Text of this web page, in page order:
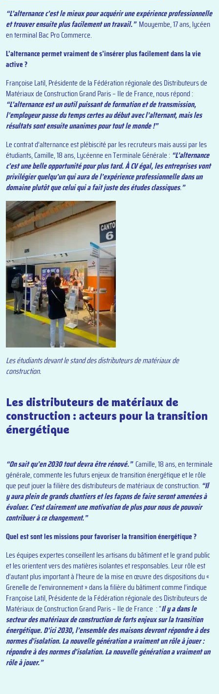
“L’alternance c’est le mieux pour acquérir une expérience professionnelle
et trouver ensuite plus facilement un travail.”Mouyembe, 17 ans, lycéen
en terminal Bac Pro Commerce.
L’alternance permet vraiment de s’insérer plus facilement dans la vie
active ?
Françoise Latil, Présidente de la Fédération régionale des Distributeurs de
Matériaux de Construction Grand Paris – Ile de France, nous répond :
“L’alternance est un outil puissant de formation et de transmission,
l’employeur passe du temps certes au début avec l’alternant, mais les
résultats sont ensuite unanimes pour tout le monde !”
Le contrat d’alternance est plébiscité par les recruteurs mais aussi par les
étudiants, Camille, 18 ans, Lycéenne en Terminale Générale : “L’alternance
c’est une belle opportunité pour plus tard. À CV égal, les entreprises vont
privilégier quelqu’un qui aura de l’expérience professionnelle dans un
domaine plutôt que celui qui a fait juste des études classiques.”
Les étudiants devant le stand des distributeurs de matériaux de
construction.
Les distributeurs de matériaux de
construction : acteurs pour la transition
énergétique
“On sait qu’en 2030 tout devra être rénové.”Camille, 18 ans, en terminale
générale, commente les futurs enjeux de transition énergétique et le rôle
que peut jouer la filière des distributeurs de matériaux de construction. “Il
y aura plein de grands chantiers et les façons de faire seront amenées à
évoluer. C’est clairement une motivation de plus pour nous de pouvoir
contribuer à ce changement.”
Quel est sont les missions pour favoriser la transition énergétique ?
Les équipes expertes conseillent les artisans du bâtiment et le grand public
et les orientent vers des matières isolantes et responsables. Leur rôle est
d’autant plus important à l’heure de la mise en œuvre des dispositions du «
Grenelle de l’environnement » dans la filière du bâtiment comme l’indique
Françoise Latil, Présidente de la Fédération régionale des Distributeurs de
Matériaux de Construction Grand Paris – Ile de France : “Il y a dans le
secteur des matériaux de construction de forts enjeux sur la transition
énergétique. D’ici 2030, l’ensemble des maisons devront répondre à des
normes d’isolation. La nouvelle génération a vraiment un rôle à jouer :
répondre à des normes d’isolation. La nouvelle génération a vraiment un
rôle à jouer.”